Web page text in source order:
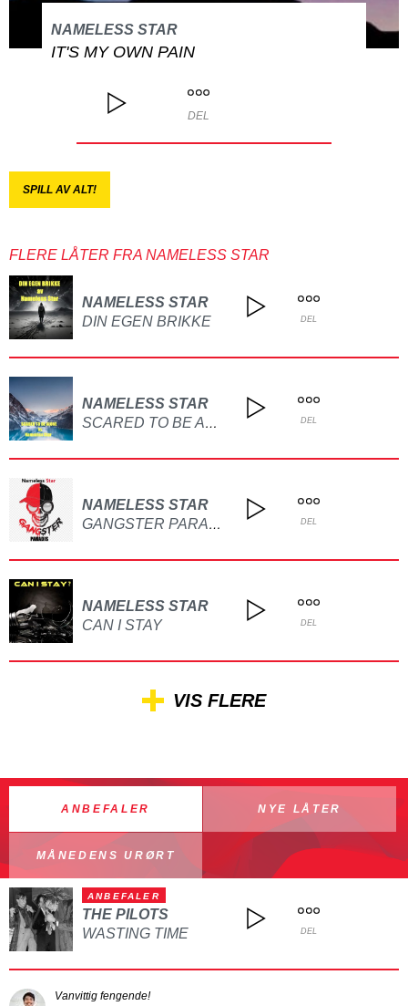
NAMELESS STAR
IT'S MY OWN PAIN
DEL
SPILL AV ALT!
FLERE LÅTER FRA NAMELESS STAR
NAMELESS STAR
DIN EGEN BRIKKE
DEL
NAMELESS STAR
SCARED TO BE ALONE DEL
NAMELESS STAR
GANGSTER PARADIS DEL
NAMELESS STAR
CAN I STAY
DEL
VIS FLERE
ANBEFALER NYE LÅTER
MÅNEDENS URØRT
ANBEFALER
THE PILOTS
WASTING TIME
DEL
Vanvittig fengende!